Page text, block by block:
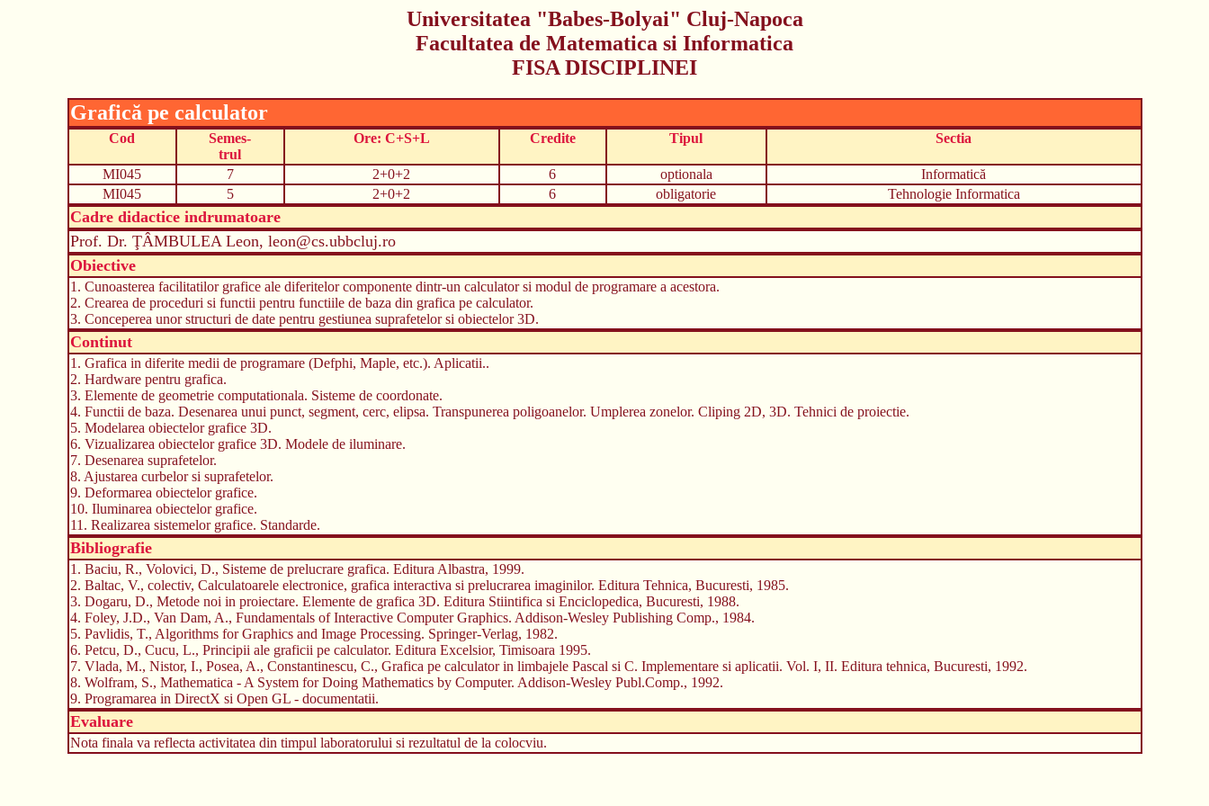
Universitatea "Babes-Bolyai" Cluj-Napoca
Facultatea de Matematica si Informatica
FISA DISCIPLINEI
Grafică pe calculator
Cod
Semes-
trul
Ore: C+S+L Credite Tipul Sectia
MI045 7 2+0+2 6 optionala
Informatică
MI045
5 2+0+2 6 obligatorie Tehnologie Informatica
Cadre didactice indrumatoare
Prof. Dr. ŢÂMBULEA Leon, leon@cs.ubbcluj.ro
Obiective
1. Cunoasterea facilitatilor grafice ale diferitelor componente dintr-un calculator si modul de programare a acestora.
2. Crearea de proceduri si functii pentru functiile de baza din grafica pe calculator.
3. Conceperea unor structuri de date pentru gestiunea suprafetelor si obiectelor 3D.
Continut
1. Grafica in diferite medii de programare (Defphi, Maple, etc.). Aplicatii..
2. Hardware pentru grafica.
3. Elemente de geometrie computationala. Sisteme de coordonate.
4. Functii de baza. Desenarea unui punct, segment, cerc, elipsa. Transpunerea poligoanelor. Umplerea zonelor. Cliping 2D, 3D. Tehnici de proiectie.
5. Modelarea obiectelor grafice 3D.
6. Vizualizarea obiectelor grafice 3D. Modele de iluminare.
7. Desenarea suprafetelor.
8. Ajustarea curbelor si suprafetelor.
9. Deformarea obiectelor grafice.
10. Iluminarea obiectelor grafice.
11. Realizarea sistemelor grafice. Standarde.
Bibliografie
1. Baciu, R., Volovici, D., Sisteme de prelucrare grafica. Editura Albastra, 1999.
2. Baltac, V., colectiv, Calculatoarele electronice, grafica interactiva si prelucrarea imaginilor. Editura Tehnica, Bucuresti, 1985.
3. Dogaru, D., Metode noi in proiectare. Elemente de grafica 3D. Editura Stiintifica si Enciclopedica, Bucuresti, 1988.
4. Foley, J.D., Van Dam, A., Fundamentals of Interactive Computer Graphics. Addison-Wesley Publishing Comp., 1984.
5. Pavlidis, T., Algorithms for Graphics and Image Processing. Springer-Verlag, 1982.
6. Petcu, D., Cucu, L., Principii ale graficii pe calculator. Editura Excelsior, Timisoara 1995.
7. Vlada, M., Nistor, I., Posea, A., Constantinescu, C., Grafica pe calculator in limbajele Pascal si C. Implementare si aplicatii. Vol. I, II. Editura tehnica, Bucuresti, 1992.
8. Wolfram, S., Mathematica - A System for Doing Mathematics by Computer. Addison-Wesley Publ.Comp., 1992.
9. Programarea in DirectX si Open GL - documentatii.
Evaluare
Nota finala va reflecta activitatea din timpul laboratorului si rezultatul de la colocviu.